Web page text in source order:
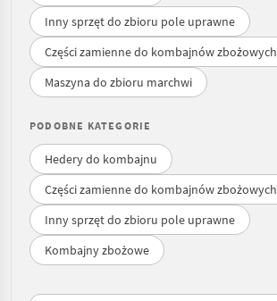
Inny sprzęt do zbioru pole uprawne
Części zamienne do kombajnów zbożowych
Maszyna do zbioru marchwi
PODOBNE KATEGORIE
Hedery do kombajnu
Części zamienne do kombajnów zbożowych
Inny sprzęt do zbioru pole uprawne
Kombajny zbożowe